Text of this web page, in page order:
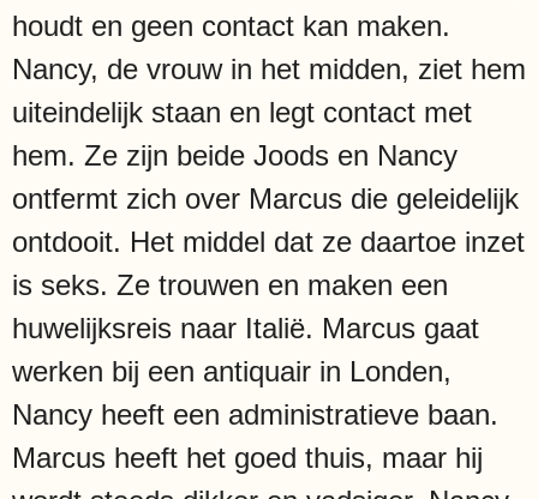
houdt en geen contact kan maken.
Nancy, de vrouw in het midden, ziet hem
uiteindelijk staan en legt contact met
hem. Ze zijn beide Joods en Nancy
ontfermt zich over Marcus die geleidelijk
ontdooit. Het middel dat ze daartoe inzet
is seks. Ze trouwen en maken een
huwelijksreis naar Italië. Marcus gaat
werken bij een antiquair in Londen,
Nancy heeft een administratieve baan.
Marcus heeft het goed thuis, maar hij